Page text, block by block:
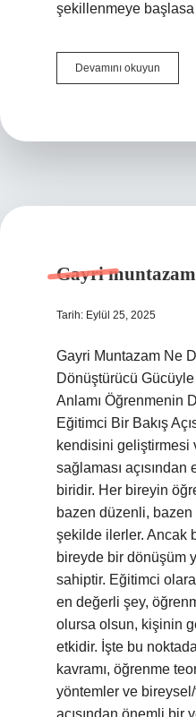
şekillenmeye
Devamını okuyun
hangi
Gayri
Tarih: Eylül 25, 2025
Gayri Muntazam Ne
Dönüştürücü
Anlamı Öğrenmenin
Eğitimci Bir Bakış
kendisini geliştirmesi
sağlaması
biridir. Her bireyin
bazen düzenli,
şekilde ilerler. Ancak
bireyde bir dönüşüm
sahiptir. Eğitimci
en değerli şey,
olursa olsun, kişinin
etkidir. İşte bu
kavramı, öğrenme
yöntemler ve
açısından önemli bir